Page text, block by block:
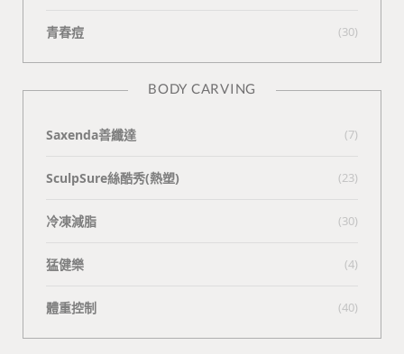
青春痘 (30)
BODY CARVING
Saxenda善纖達 (7)
SculpSure絲酷秀(熱塑) (23)
冷凍減脂 (30)
猛健樂 (4)
體重控制 (40)